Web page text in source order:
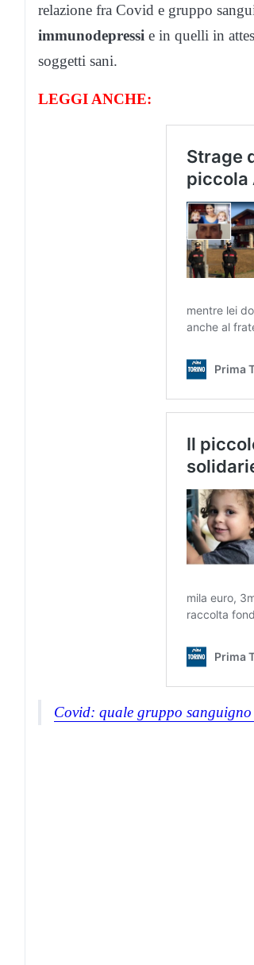
relazione fra Covid e gruppo
immunodepressi e in quelli in
soggetti sani.
LEGGI ANCHE:
Covid: quale gruppo